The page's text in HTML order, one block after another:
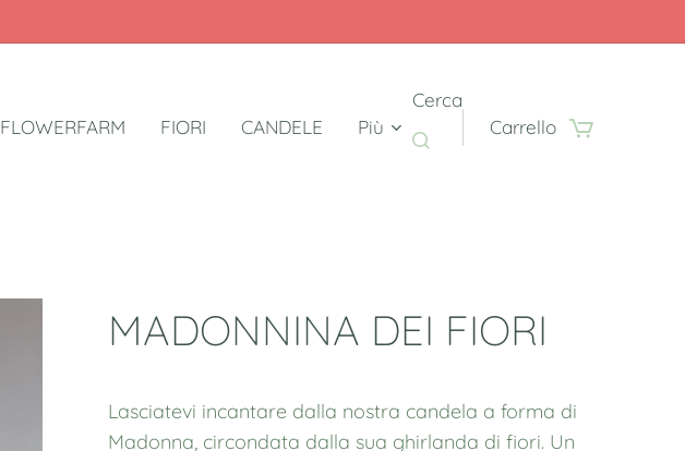
FLOWERFARM FIORI CANDELE Più
Cerca
Carrello
MADONNINA DEI FIORI
Lasciatevi incantare dalla nostra candela a forma di
Madonna, circondata dalla sua ghirlanda di fiori. Un